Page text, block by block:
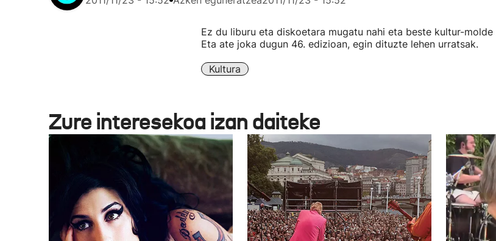
Ez du liburu eta diskoetara mugatu nahi eta beste kultur-
Eta ate joka dugun 46. edizioan, egin dituzte lehen urratsak.
Kultura
Zure interesekoa izan daiteke